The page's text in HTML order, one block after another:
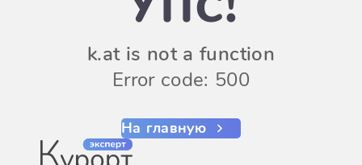
k.at is not a function
Error code: 500
На главную